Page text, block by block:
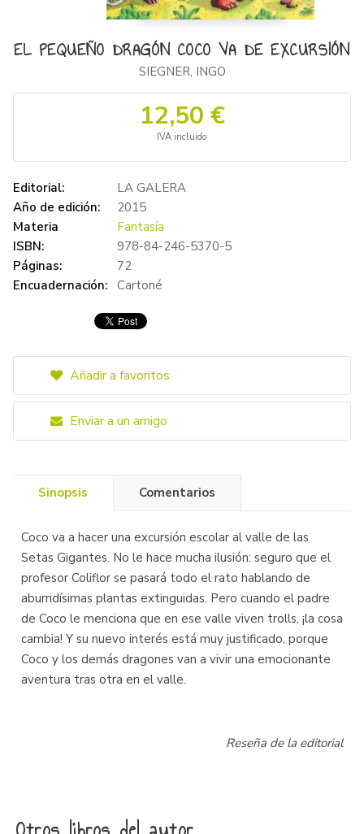
EL PEQUEÑO DRAGÓN COCO VA DE EXCURSIÓN
SIEGNER, INGO
12,50 €
IVA incluido
Editorial:
LA GALERA
Año de edición:
2015
Materia
Fantasía
ISBN:
978-84-246-5370-5
Páginas:
72
Encuadernación: Cartoné
Añadir a favoritos
Enviar a un amigo
Sinopsis Comentarios
Coco va a hacer una excursión escolar al valle de las
Setas Gigantes. No le hace mucha ilusión: seguro que el
profesor Coliflor se pasará todo el rato hablando de
aburridísimas plantas extinguidas. Pero cuando el padre
de Coco le menciona que en ese valle viven trolls, ¡la cosa
cambia! Y su nuevo interés está muy justificado, porque
Coco y los demás dragones van a vivir una emocionante
aventura tras otra en el valle.
Reseña de la editorial